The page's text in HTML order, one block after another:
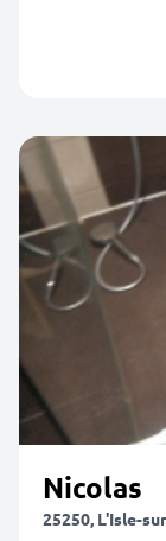
Nicolas
25250, L'Isle-